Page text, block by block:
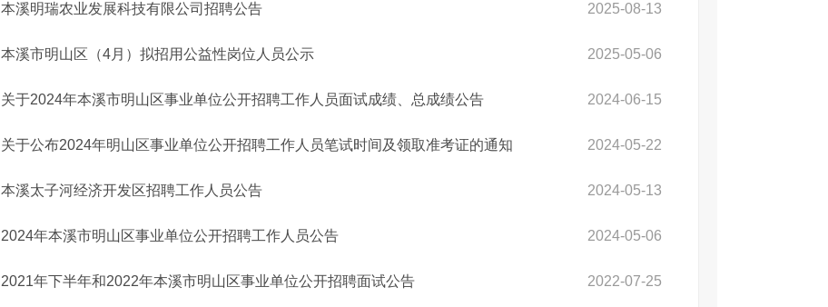
2025-08-13
本溪明瑞农业发展科技有限公司招聘公告
2025-05-06
本溪市明山区（4月）拟招用公益性岗位人员公示
2024-06-15
关于2024年本溪市明山区事业单位公开招聘工作人员面试成绩、总成绩公告
2024-05-22
关于公布2024年明山区事业单位公开招聘工作人员笔试时间及领取准考证的通知
2024-05-13
本溪太子河经济开发区招聘工作人员公告
2024-05-06
2024年本溪市明山区事业单位公开招聘工作人员公告
2022-07-25
2021年下半年和2022年本溪市明山区事业单位公开招聘面试公告